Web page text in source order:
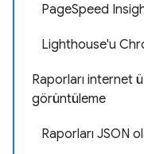
PageSpeed
Lighthouse'u
Raporları internet
görüntüleme
Raporları JSON